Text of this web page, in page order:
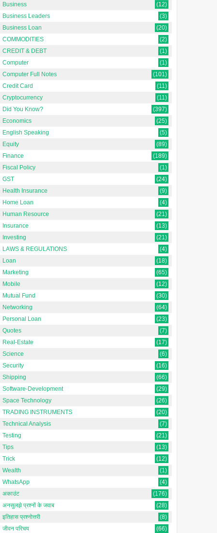
Business
(12)
Business Leaders
(3)
Business Loan
(20)
COMMODITIES
(2)
CREDIT & DEBT
(1)
Computer
(1)
Computer Full Notes
(101)
Credit Card
(11)
Cryptocurrency
(11)
Did You Know?
(397)
Economics
(25)
English Speaking
(5)
Equity
(89)
Finance
(189)
Fiscal Policy
(1)
GST
(24)
Health Insurance
(9)
Home Loan
(4)
Human Resource
(21)
Insurance
(13)
Investing
(21)
LAWS & REGULATIONS
(4)
Loan
(18)
Marketing
(65)
Mobile
(12)
Mutual Fund
(30)
Networking
(64)
Personal Loan
(23)
Quotes
(7)
Real-Estate
(17)
Science
(6)
Security
(16)
Shipping
(66)
Software-Development
(29)
Space Technology
(26)
TRADING INSTRUMENTS
(20)
Technical Analysis
(7)
Testing
(21)
Tips
(13)
Trick
(12)
Wealth
(1)
WhatsApp
(4)
अकाउंट
(176)
अनसुलझे प्रश्नों के जवाब
(28)
इतिहास प्रश्नोत्तरी
(8)
जीवन परिचय
(66)